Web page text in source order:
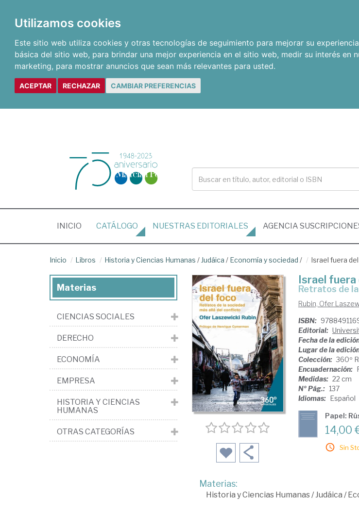
Utilizamos cookies
Este sitio web utiliza cookies y otras tecnologías de seguimiento para mejorar su
básica del sitio web, para brindar una mejor experiencia en el sitio web, medir su interés en
marketing, para mostrar anuncios que sean más relevantes para usted.
ACEPTAR RECHAZAR CAMBIAR PREFERENCIAS
INICIO (CURRENT)
CATÁLOGO NUESTRAS EDITORIALES AGENCIA
Inicio Libros Historia y Ciencias Humanas / Judáica / Economía y sociedad / Israel fuera
Israel
retratos de
Rubin, Ofer
ISBN:
Editorial:
Fecha de la
Lugar de la
Colección: 360º
Encuadernación:
Medidas: 22 cm
Nº Pág.: 137
Idiomas: Español
Papel:
14,00
Sin
Materias:
Historia y Ciencias Humanas/Judáica /
Materias
CIENCIAS SOCIALES
DERECHO
ECONOMÍA
EMPRESA
HISTORIA Y CIENCIAS
HUMANAS
OTRAS CATEGORÍAS